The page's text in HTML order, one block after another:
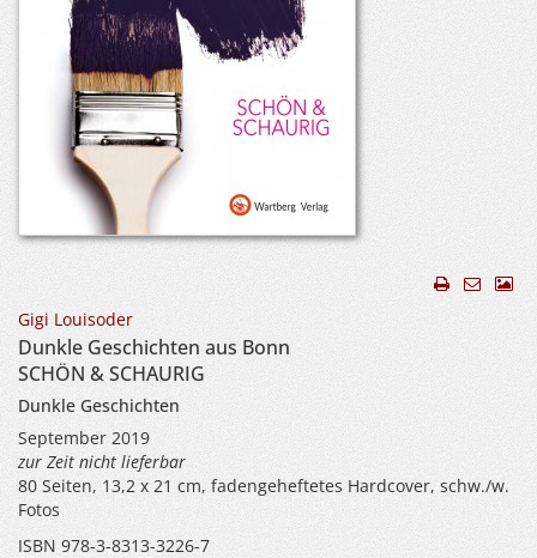
Gigi Louisoder
Dunkle Geschichten aus Bonn
SCHÖN & SCHAURIG
Dunkle Geschichten
September 2019
zur Zeit nicht lieferbar
80 Seiten, 13,2 x 21 cm, fadengeheftetes Hardcover, schw./w.
Fotos
ISBN 978-3-8313-3226-7